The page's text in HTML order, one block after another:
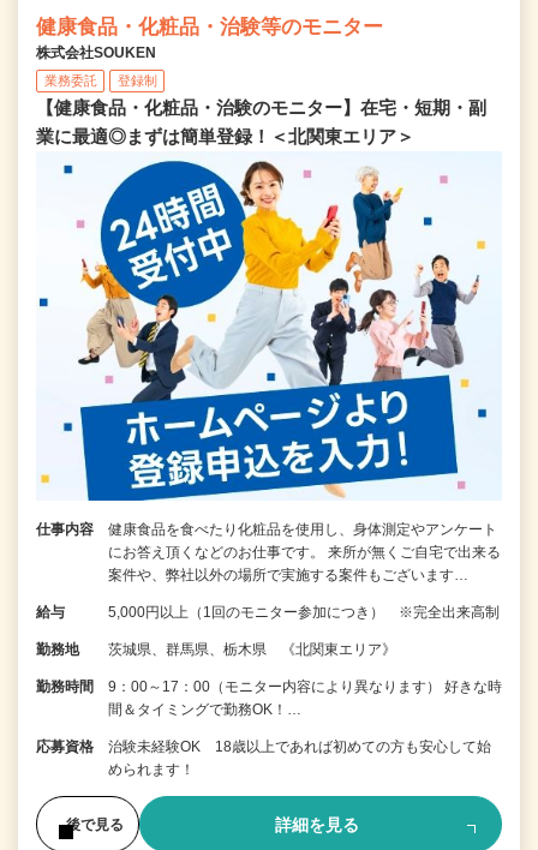
健康食品・化粧品・治験等のモニター
株式会社SOUKEN
業務委託 登録制
【健康食品・化粧品・治験のモニター】在宅・短期・副
業に最適◎まずは簡単登録！＜北関東エリア＞
仕事内容
健康食品を食べたり化粧品を使用し、身体測定やアンケート
にお答え頂くなどのお仕事です。 来所が無くご自宅で出来る
案件や、弊社以外の場所で実施する案件もございます…
給与 5,000円以上（1回のモニター参加につき） ※完全出来高制
勤務地 茨城県、群馬県、栃木県 《北関東エリア》
勤務時間
9：00～17：00（モニター内容により異なります） 好きな時
間＆タイミングで勤務OK！…
応募資格
治験未経験OK 18歳以上であれば初めての方も安心して始
められます！
後で見る 詳細を見る